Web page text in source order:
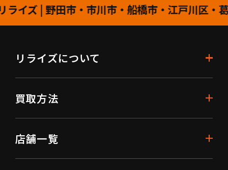
| 野田市・市川市・船橋市・江戸川区・葛飾
リライズについて
買取方法
店舗一覧